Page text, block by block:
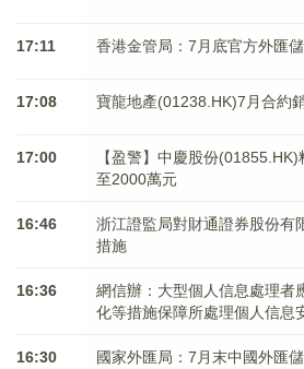
17:11 香港金管局：7月底官方外匯
17:08 寶龍地產(01238.HK)7月合約
17:00
【盈警】中慶股份
至2000萬元
16:46
浙江證監局對財通證券股份有
措施
16:36
網信辦：大型個人信息處理者
化等措施保障所處理個人信息
16:30
國家外匯局：7月末中國外匯